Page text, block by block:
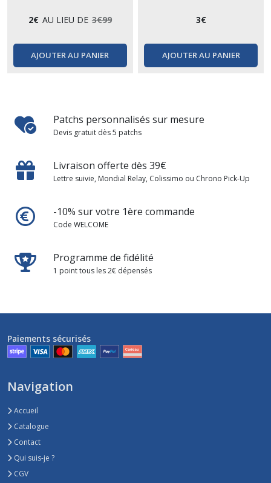
2€ AU LIEU DE 3€99
AJOUTER AU PANIER
3€
AJOUTER AU PANIER
Patchs personnalisés sur mesure
Devis gratuit dès 5 patchs
Livraison offerte dès 39€
Lettre suivie, Mondial Relay, Colissimo ou Chrono Pick-Up
-10% sur votre 1ère commande
Code WELCOME
Programme de fidélité
1 point tous les 2€ dépensés
Paiements sécurisés
Navigation
Accueil
Catalogue
Contact
Qui suis-je ?
CGV